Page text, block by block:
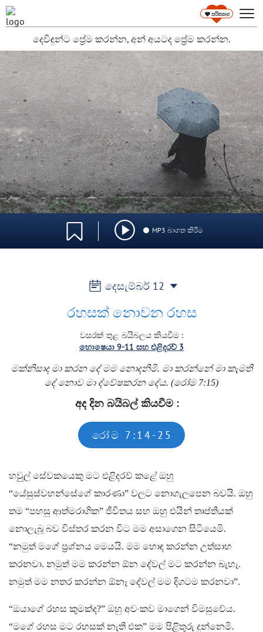
පරිත්‍යාග
දෙවිඳුන්ට ප්‍රේම කරන්න, අන් අයටද ප්‍රේම කරන්න.
MP3 බාගත කිරීම
දෙසැම්බර් 12
රහසක් නොවන රහස
වසරක් තුළ බයිබලය කියවීම :
හොෂෙයා 9-11 සහ එළිදරව් 3
මක්නිසාද මා කරන දේ මම නොදනිමි. මා කරන්නේ මා කැමති
දේ නොව මා ද්වේෂකරන දේය. (රෝම 7:15)
අද දින බයිබල් කියවීම :
රෝම 7:14-25
හවුුල් සේවකයෙකු මට එළිදරව් කළේ ඔහු
“යේසුස්වහන්සේගේ කාරණා” වලට නොගැලපෙන බවයි. ඔහු
තම “පහසු ආත්මරාගික” ජීවිතය සහ ඔහු එයින් තෘප්තියක්
නොලැබූ බව විස්තර කරන විට මම අසාගෙන සිටියෙමි.
“නමුත් මගේ ප්‍රශ්නය මෙයයි. මම හොඳ කරන්න උත්සාහ
කරනවා. නමුත් මම කරන්න ඕන දේවල් මට කරන්න බැහැ.
නමුත් මම නතර කරන්න ඕනෑ දේවල් මම දිගටම කරනවා”.
“ඔයාගේ රහස කුමක්ද?” ඔහු අවංකව මාගෙන් විමසුවේය.
“මගේ රහස මට රහසක් නැති එක” මම පිළිතුරු දුන්නෙමි.